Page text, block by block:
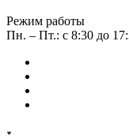
Режим работы
Пн. – Пт.: c 8:30 до